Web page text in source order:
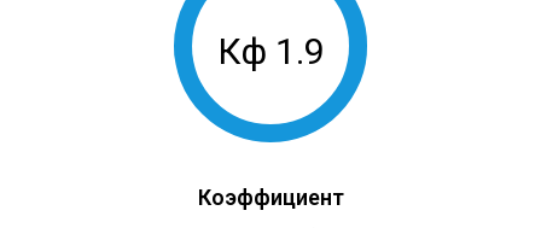
Кф 1.9
Коэффициент